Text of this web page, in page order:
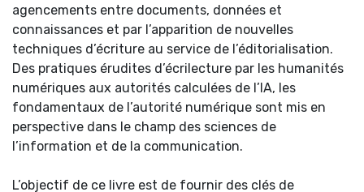
agencements entre documents, données et
connaissances et par l’apparition de nouvelles
techniques d’écriture au service de l’éditorialisation.
Des pratiques érudites d’écrilecture par les humanités
numériques aux autorités calculées de l’IA, les
fondamentaux de l’autorité numérique sont mis en
perspective dans le champ des sciences de
l’information et de la communication.
L’objectif de ce livre est de fournir des clés de